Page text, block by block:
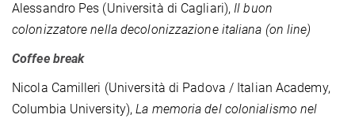
Alessandro Pes (Università di Cagliari),Il buon
colonizzatore nella decolonizzazione italiana (on line)
Coffee break
Nicola Camilleri (Università di Padova / Italian Academy,
Columbia University),La memoria del colonialismo nel